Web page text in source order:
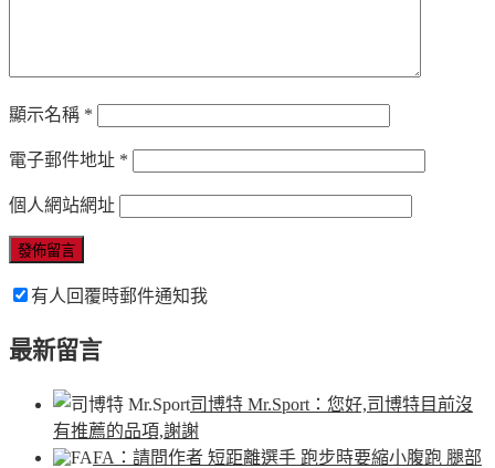
顯示名稱 *
電子郵件地址 *
個人網站網址
有人回覆時郵件通知我
最新留言
司博特 Mr.Sport ：您好,司博特目前沒
有推薦的品項,謝謝
FA ：請問作者 短距離選手 跑步時要縮小腹跑 腿部